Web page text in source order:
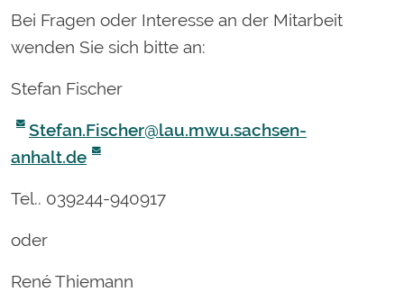
Bei Fragen oder Interesse an der Mitarbeit
wenden Sie sich bitte an:
Stefan Fischer
Stefan.Fischer@lau.mwu.sachsen-
anhalt.de
Tel.. 039244-940917
oder
René Thiemann